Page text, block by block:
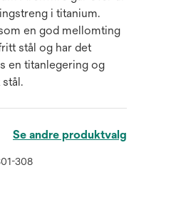
i titanium.
en god mellomting
stål og har det
en titanlegering og
Se andre produktvalg
308